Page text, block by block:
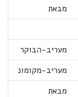
מבאת
מעריב-הבוקר
מעריב-מקומונ
מבאת